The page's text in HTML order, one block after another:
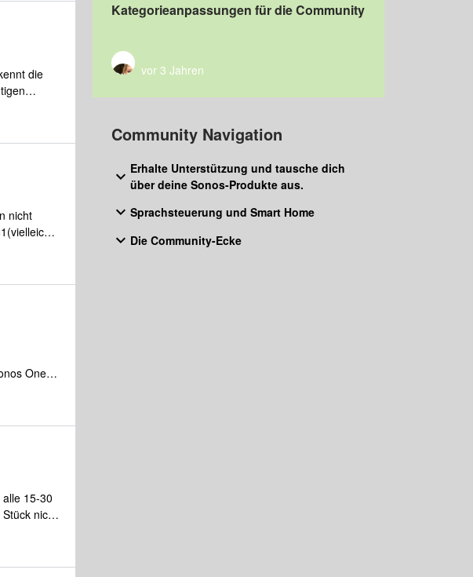
die
im
hat eine
nicht
App
App neu
Node
im
One
aber
Beam
15-30
nicht
Kategorieanpassungen für die Community
vor 3 Jahren
Community Navigation
Erhalte Unterstützung und tausche dich
über deine Sonos-Produkte aus.
Sprachsteuerung und Smart Home
Die Community-Ecke